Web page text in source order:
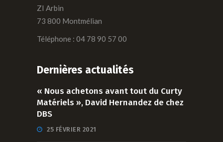
ZI Arbin
73 800 Montmélian
Téléphone : 04 78 90 57 00
Dernières actualités
« Nous achetons avant tout du Curty
Matériels », David Hernandez de chez
DBS
25 FÉVRIER 2021